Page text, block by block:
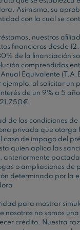
Asimismo, su
con la cual se
nuestros
financieros desde
de la financiación
comprendidos
Equivalente
ejemplo, al solicitar un
de un 9% a 5
de las condiciones
privada que otorga
caso de impago del
quien aplica las
anteriormente
o ampliaciones de
determinada por la
para mostrar
nosotros no somos
crédito. Nuestra